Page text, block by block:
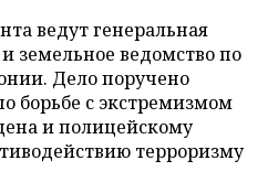
ведут генеральная
земельное ведомство по
Дело поручено
борьбе с экстремизмом
и полицейскому
терроризму